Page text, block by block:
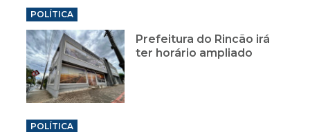
POLÍTICA
Prefeitura do Rincão irá
ter horário ampliado
POLÍTICA